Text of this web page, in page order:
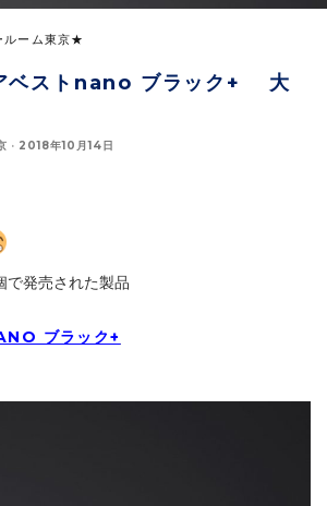
ルーム東京★
ベストnano ブラック+ 大
· 2018年10月14日
で発売された製品
ブラック+